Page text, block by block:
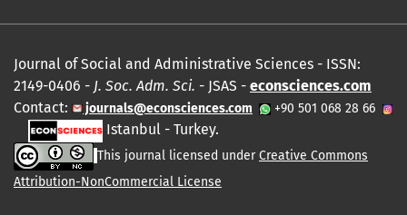
Journal of Social and Administrative Sciences - ISSN:
2149-0406 - J. Soc. Adm. Sci. - JSAS - econsciences.com
Contact:
journals@econsciences.com +90 501 068 28 66
Istanbul - Turkey.
This journal licensed underCreative Commons
Attribution-NonCommercial License